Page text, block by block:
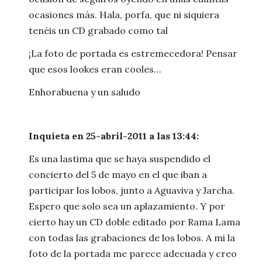
ocasiones más. Hala, porfa, que ni siquiera
tenéis un CD grabado como tal
¡La foto de portada es estremecedora! Pensar
que esos lookes eran cooles…
Enhorabuena y un saludo
Inquieta en 25-abril-2011 a las 13:44:
Es una lastima que se haya suspendido el
concierto del 5 de mayo en el que iban a
participar los lobos, junto a Aguaviva y Jarcha.
Espero que solo sea un aplazamiento. Y por
cierto hay un CD doble editado por Rama Lama
con todas las grabaciones de los lobos. A mi la
foto de la portada me parece adecuada y creo